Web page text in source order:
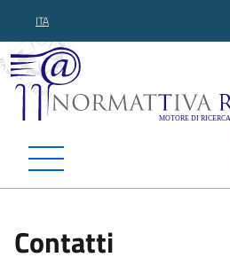
ITA
Normattiva
Contatti